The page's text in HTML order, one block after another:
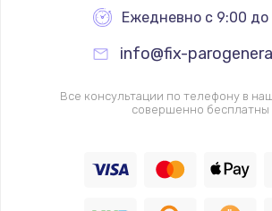
Ремонт
3000 руб.
Заказать
2000 руб.
Ежедневно с 9:00 до
info@fix-
Все консультации по телефону в
совершенно бесплатны